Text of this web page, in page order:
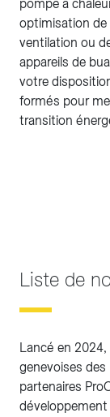
pompe à
optimisation de
ventilation ou
appareils de
votre
formés pour
transition
Liste de
Lancé en
genevoises
partenaires
développement